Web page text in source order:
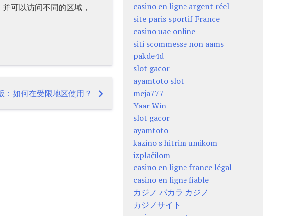
可以访问不同的区域，
：如何在受限地区使用？
casino en ligne argent réel
site paris sportif France
casino uae online
siti scommesse non aams
pakde4d
slot gacor
ayamtoto slot
meja777
Yaar Win
slot gacor
ayamtoto
kazino s hitrim umikom
izplačilom
casino en ligne france légal
casino en ligne fiable
カジノ バカラ カジノ
カジノサイト